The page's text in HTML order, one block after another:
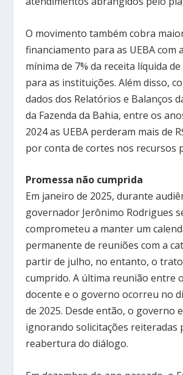
O movimento também cobra
financiamento para as UEBA com
mínima de 7% da receita líquida
para as instituições. Além disso,
dados dos Relatórios e Balanços
da Fazenda da Bahia, entre os
2024 as UEBA perderam mais de
por conta de cortes nos recursos
Promessa não cumprida
Em janeiro de 2025, durante
governador Jerônimo Rodrigues
comprometeu a manter um
permanente de reuniões com a
partir de julho, no entanto, o
cumprido. A última reunião entre
docente e o governo ocorreu no
de 2025. Desde então, o governo
ignorando solicitações reiteradas
reabertura do diálogo.